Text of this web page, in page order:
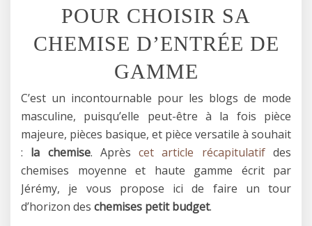
POUR CHOISIR SA
CHEMISE D’ENTRÉE DE
GAMME
C’est un incontournable pour les blogs de mode
masculine, puisqu’elle peut-être à la fois pièce
majeure, pièces basique, et pièce versatile à souhait
: la chemise. Aprèscet article récapitulatifdes
chemises moyenne et haute gamme écrit par
Jérémy, je vous propose ici de faire un tour
d’horizon des chemises petit budget.